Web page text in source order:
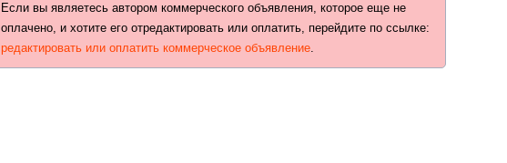
Если вы являетесь автором коммерческого объявления, которое еще не
оплачено, и хотите его отредактировать или оплатить, перейдите по ссылке:
редактировать или оплатить коммерческое объявление.